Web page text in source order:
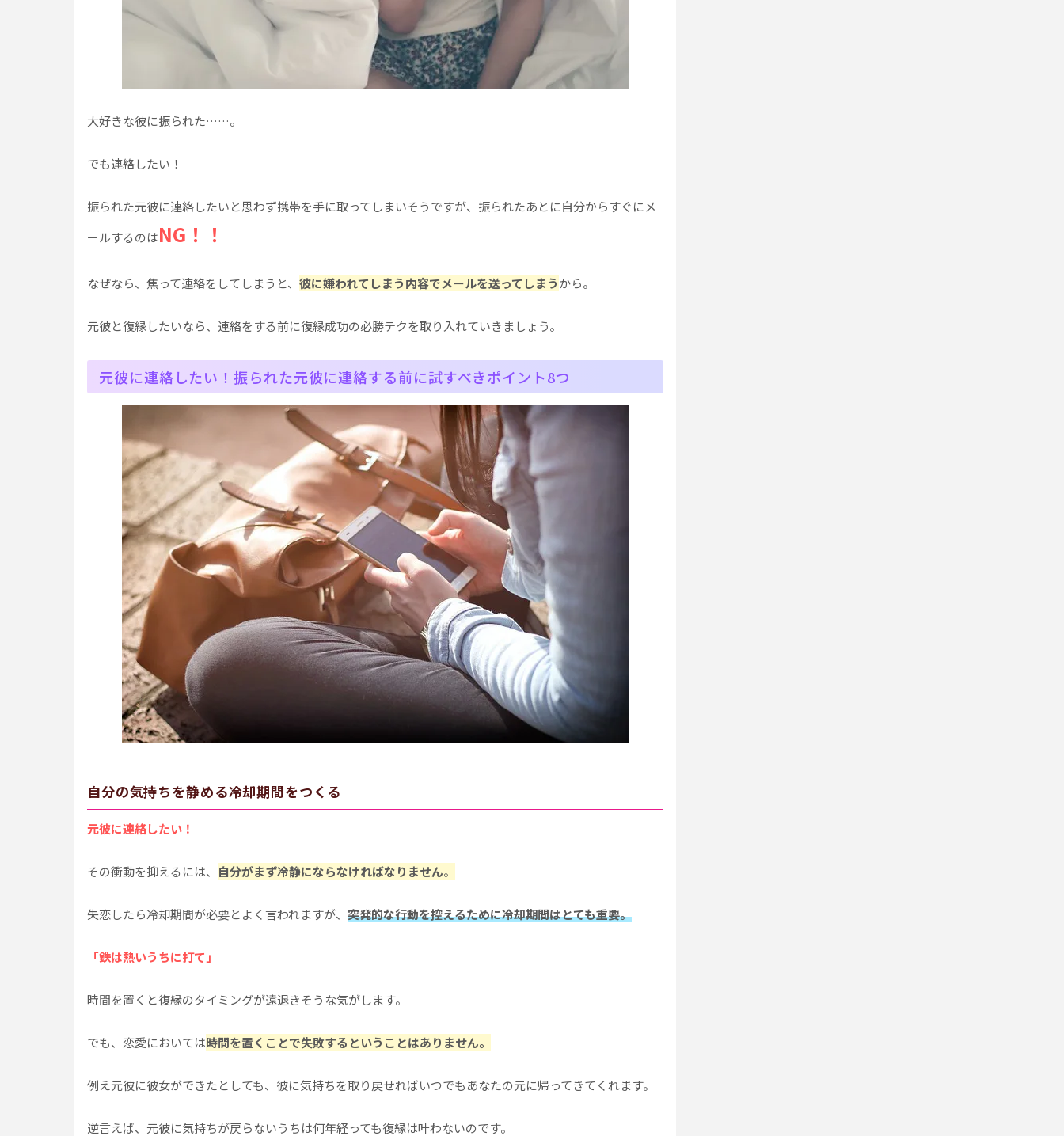
大好きな彼に振られた……。
でも連絡したい！
振られた元彼に連絡したいと思わず携帯を手に取ってしまいそうですが、振られたあとに自分からすぐにメ
ールするのはNG！！
なぜなら、焦って連絡をしてしまうと、 彼に嫌われてしまう内容でメールを送ってしまうから。
元彼と復縁したいなら、連絡をする前に復縁成功の必勝テクを取り入れていきましょう。
元彼に連絡したい！振られた元彼に連絡する前に試すべきポイント8つ
自分の気持ちを静める冷却期間をつくる
元彼に連絡したい！
その衝動を抑えるには、 自分がまず冷静にならなければなりません。
失恋したら冷却期間が必要とよく言われますが、 突発的な行動を控えるために冷却期間はとても重要。
「鉄は熱いうちに打て」
時間を置くと復縁のタイミングが遠退きそうな気がします。
でも、恋愛においては時間を置くことで失敗するということはありません。
例え元彼に彼女ができたとしても、彼に気持ちを取り戻せればいつでもあなたの元に帰ってきてくれます。
逆言えば、元彼に気持ちが戻らないうちは何年経っても復縁は叶わないのです。